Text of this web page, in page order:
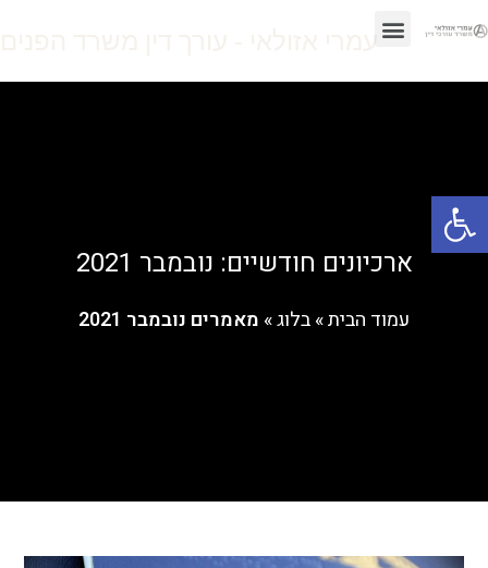
פתח סרגל נגישות
עמרי אזולאי - עורך דין משרד הפנים
ארכיונים חודשיים: נובמבר 2021
עמוד הבית»בלוג» מאמרים נובמבר 2021